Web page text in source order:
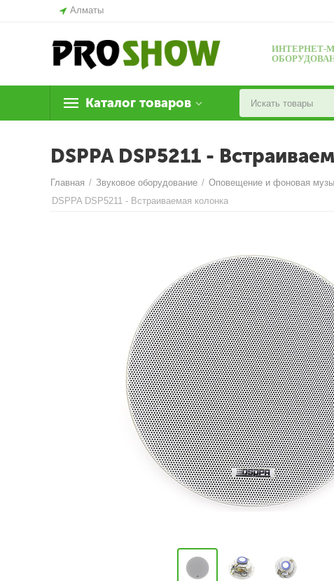
Алматы
ИНТЕРНЕТ-
Каталог товаров
DSPPA DSP5211 -
Главная / Звуковое оборудование / Оповещение и фоновая
DSPPA DSP5211 - Встраиваемая колонка